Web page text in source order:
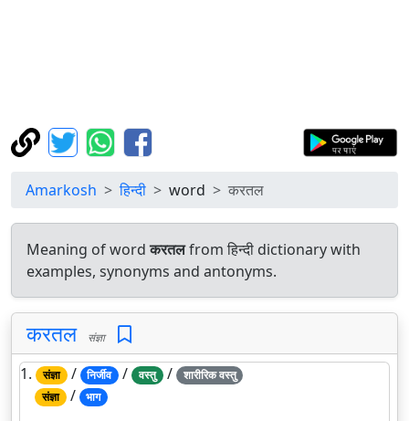
Amarkosh हिन्दी word करतल
Meaning of wordकरतलfrom हिन्दी dictionary with
examples, synonyms and antonyms.
करतल संज्ञा
1. संज्ञा / निर्जीव / वस्तु /
शारीरिक वस्तु
संज्ञा / भाग